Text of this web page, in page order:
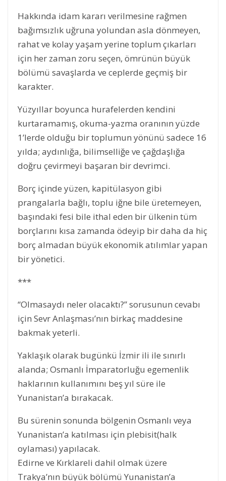
Hakkında idam kararı verilmesine rağmen
bağımsızlık uğruna yolundan asla dönmeyen,
rahat ve kolay yaşam yerine toplum çıkarları
için her zaman zoru seçen, ömrünün büyük
bölümü savaşlarda ve ceplerde geçmiş bir
karakter.
Yüzyıllar boyunca hurafelerden kendini
kurtaramamış, okuma-yazma oranının yüzde
1’lerde olduğu bir toplumun yönünü sadece 16
yılda; aydınlığa, bilimselliğe ve çağdaşlığa
doğru çevirmeyi başaran bir devrimci.
Borç içinde yüzen, kapitülasyon gibi
prangalarla bağlı, toplu iğne bile üretemeyen,
başındaki fesi bile ithal eden bir ülkenin tüm
borçlarını kısa zamanda ödeyip bir daha da hiç
borç almadan büyük ekonomik atılımlar yapan
bir yönetici.
***
“Olmasaydı neler olacaktı?” sorusunun cevabı
için Sevr Anlaşması’nın birkaç maddesine
bakmak yeterli.
Yaklaşık olarak bugünkü İzmir ili ile sınırlı
alanda; Osmanlı İmparatorluğu egemenlik
haklarının kullanımını beş yıl süre ile
Yunanistan’a bırakacak.
Bu sürenin sonunda bölgenin Osmanlı veya
Yunanistan’a katılması için plebisit(halk
oylaması) yapılacak.
Edirne ve Kırklareli dahil olmak üzere
Trakya’nın büyük bölümü Yunanistan’a